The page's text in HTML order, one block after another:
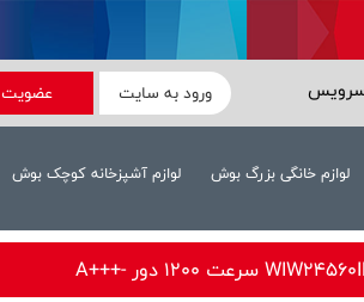
ورود به سایت عضویت
لوازم خانگی بزرگ بوش لوازم آشپزخانه کوچک بوش